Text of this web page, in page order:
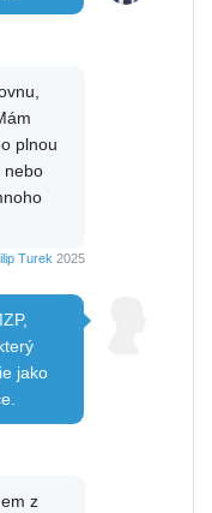
plnou
nebo
Turek 2025
jako
z